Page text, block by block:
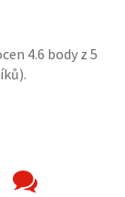
4.6 body z 5